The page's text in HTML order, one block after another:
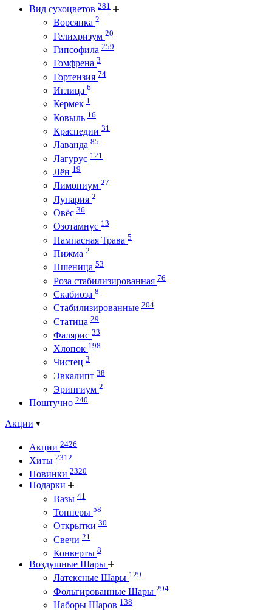
Вид сухоцветов 281
Ворсянка 2
Гелихризум 20
Гипсофила 259
Гомфрена 3
Гортензия 74
Иглица 6
Кермек 1
Ковыль 16
Краспедии 31
Лаванда 85
Лагурус 121
Лён 19
Лимониум 27
Лунария 2
Овёс 36
Озотамнус 13
Пампасная Трава 5
Пижма 2
Пшеница 53
Роза стабилизированная 76
Скабиоза 8
Стабилизированные 204
Статица 29
Фалярис 33
Хлопок 198
Чистец 3
Эвкалипт 38
Эрингиум 2
Поштучно 240
Акции
Акции 2426
Хиты 2312
Новинки 2320
Подарки
Вазы 41
Топперы 58
Открытки 30
Свечи 21
Конверты 8
Воздушные Шары
Латексные Шары 129
Фольгированные Шары 294
Наборы Шаров 138